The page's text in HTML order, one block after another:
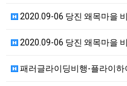
2020.09-06 당진 왜목마을
2020.09-06 당진 왜목마을
패러글라이딩비행-플라이